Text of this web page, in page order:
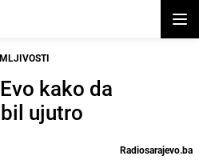
kako da
ujutro
Radiosarajevo.ba